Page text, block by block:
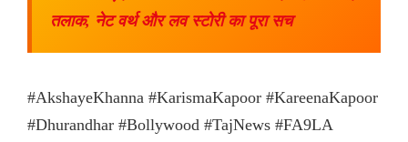
तलाक, नेट वर्थ और लव स्टोरी का पूरा सच
#AkshayeKhanna #KarismaKapoor #KareenaKapoor
#Dhurandhar #Bollywood #TajNews #FA9LA